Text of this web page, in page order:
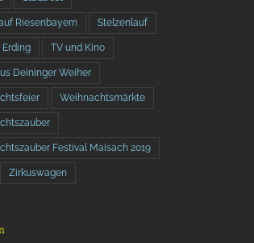
Riesenbayern Stelzenlauf
Erding TV und Kino
Deininger Weiher
Weihnachtsmärkte
Festival Maisach 2019
Zirkuswagen